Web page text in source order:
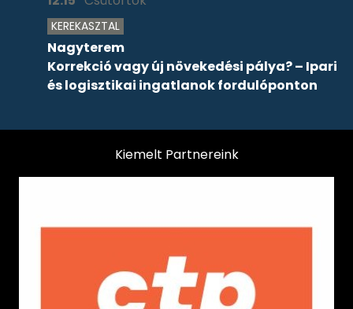
KEREKASZTAL
Nagyterem
Korrekció vagy új növekedési pálya? – Ipari
és logisztikai ingatlanok fordulóponton
Kiemelt Partnereink